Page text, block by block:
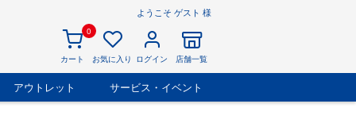
ようこそ ゲスト 様
0
カート お気に入り ログイン 店舗一覧
アウトレット サービス・イベント